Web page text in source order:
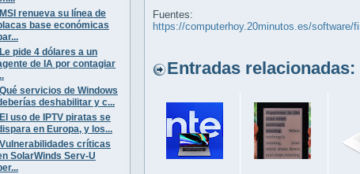
MSI renueva su línea de
base económicas
Le pide 4 dólares a un
de IA por contagiar
Qué servicios de Windows
deshabilitar y c...
El uso de IPTV piratas se
en Europa, y los...
Vulnerabilidades críticas
SolarWinds Serv-U
Fuentes:
https://computerhoy.20minutos.es/software/
Entradas relacionadas: